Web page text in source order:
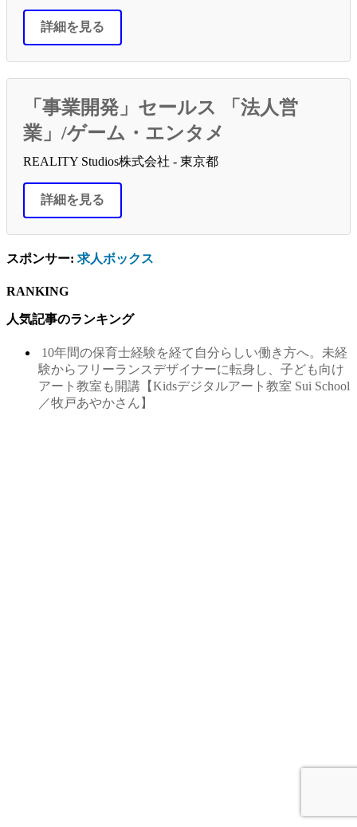
詳細を見る
「事業開発」セールス 「法人営
業」/ゲーム・エンタメ
REALITY Studios株式会社 - 東京都
詳細を見る
スポンサー: 求人ボックス
RANKING
人気記事のランキング
10年間の保育士経験を経て自分らしい働き方へ。未経
験からフリーランスデザイナーに転身し、子ども向け
アート教室も開講【Kidsデジタルアート教室 Sui School
／牧戸あやかさん】